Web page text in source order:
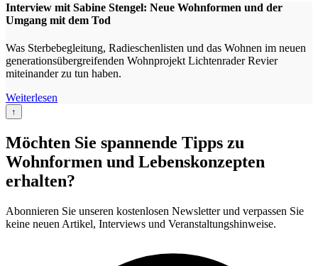
Interview mit Sabine Stengel: Neue Wohnformen und der
Umgang mit dem Tod
Was Sterbebegleitung, Radieschenlisten und das Wohnen im neuen
generationsübergreifenden Wohnprojekt Lichtenrader Revier
miteinander zu tun haben.
Weiterlesen
↑
Möchten Sie spannende Tipps zu
Wohnformen und Lebenskonzepten
erhalten?
Abonnieren Sie unseren kostenlosen Newsletter und verpassen Sie
keine neuen Artikel, Interviews und Veranstaltungshinweise.